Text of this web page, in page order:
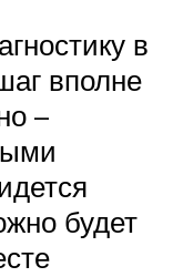
в
вполне
–
будет